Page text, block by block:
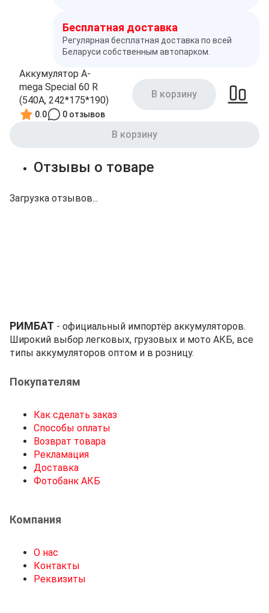
Бесплатная доставка
Регулярная бесплатная доставка по всей
Беларуси собственным автопарком.
Аккумулятор A-
mega Special 60 R
(540A, 242*175*190)
0.0 0 отзывов
В корзину
В корзину
Отзывы о товаре
Загрузка отзывов...
РИМБАТ - официальный импортёр аккумуляторов.
Широкий выбор легковых, грузовых и мото АКБ, все
типы аккумуляторов оптом и в розницу.
Покупателям
Как сделать заказ
Способы оплаты
Возврат товара
Рекламация
Доставка
Фотобанк АКБ
Компания
О нас
Контакты
Реквизиты